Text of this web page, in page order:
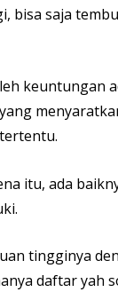
bisa saja
keuntungan
itu, ada
tingginya
daftar yah